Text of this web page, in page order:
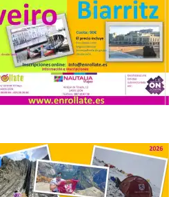
Enróllate, la Asociación
País Llionés y el Diario de
Ocio e Información para
“Enredando.info”. Miguel Robles
la vigésima fotografía de […]
del Iberia
2026
Iberia Marimba es un es